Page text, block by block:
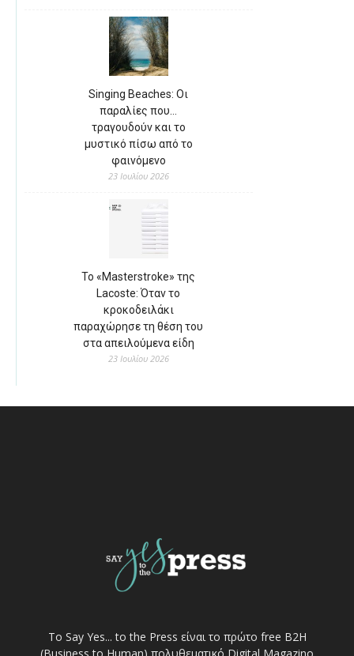
Singing Beaches: Οι
παραλίες που…
τραγουδούν και το
μυστικό πίσω από το
φαινόμενο
23 Ιουλίου 2026
Το «Masterstroke» της
Lacoste: Όταν το
κροκοδειλάκι
παραχώρησε τη θέση του
στα απειλούμενα είδη
23 Ιουλίου 2026
Το Say Yes... to the Press είναι το πρώτο free Β2Η